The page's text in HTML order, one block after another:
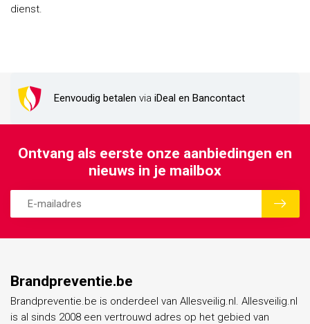
dienst.
Eenvoudig betalen via iDeal en Bancontact
Ontvang als eerste onze aanbiedingen en
nieuws in je mailbox
Brandpreventie.be
Brandpreventie.be is onderdeel van Allesveilig.nl. Allesveilig.nl
is al sinds 2008 een vertrouwd adres op het gebied van